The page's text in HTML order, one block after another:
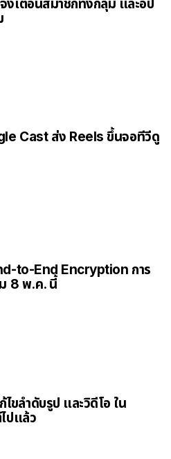
เตือนสมาชิกทั้งกลุ่ม และอัป
Cast ส่ง Reels ขึ้นจอทีวีดู
to-End Encryption การ
ม 8 พ.ค. นี้
ขลำดับรูป และวิดีโอ ใน
ปแล้ว